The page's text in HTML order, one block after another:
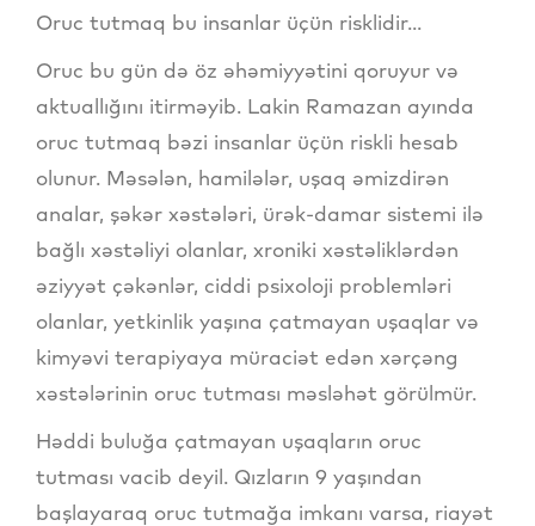
Oruc tutmaq bu insanlar üçün risklidir...
Oruc bu gün də öz əhəmiyyətini qoruyur və
aktuallığını itirməyib. Lakin Ramazan ayında
oruc tutmaq bəzi insanlar üçün riskli hesab
olunur. Məsələn, hamilələr, uşaq əmizdirən
analar, şəkər xəstələri, ürək-damar sistemi ilə
bağlı xəstəliyi olanlar, xroniki xəstəliklərdən
əziyyət çəkənlər, ciddi psixoloji problemləri
olanlar, yetkinlik yaşına çatmayan uşaqlar və
kimyəvi terapiyaya müraciət edən xərçəng
xəstələrinin oruc tutması məsləhət görülmür.
Həddi buluğa çatmayan uşaqların oruc
tutması vacib deyil. Qızların 9 yaşından
başlayaraq oruc tutmağa imkanı varsa, riayət